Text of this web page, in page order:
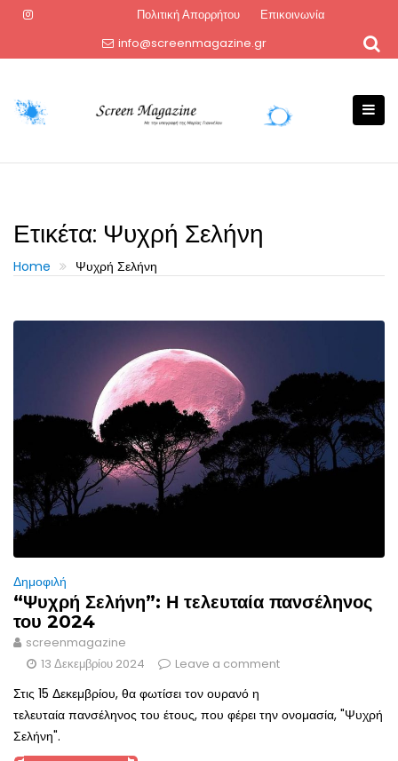
Πολιτική Απορρήτου
Επικοινωνία
info@screenmagazine.gr
Ετικέτα: Ψυχρή Σελήνη
Home Ψυχρή Σελήνη
Δημοφιλή
“Ψυχρή Σελήνη”: Η τελευταία πανσέληνος
του 2024
screenmagazine
13 Δεκεμβρίου 2024
Leave a comment
Στις 15 Δεκεμβρίου, θα φωτίσει τον ουρανό η
τελευταία πανσέληνος του έτους, που φέρει την ονομασία, "Ψυχρή
Σελήνη".